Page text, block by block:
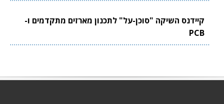
קיידנס השיקה "סוכן-על" לתכנון מארזים מתקדמים ו-
PCB